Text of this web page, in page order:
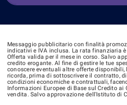
Messaggio pubblicitario con finalità
indicativi e IVA inclusa. La rata finanziaria è
Offerta valida per il mese in corso. Salvo
credito erogante. Al fine di gestire le tue
conoscere eventuali altre offerte
ricorda, prima di sottoscrivere il contratto,
condizioni economiche e contrattuali,
Informazioni Europee di Base sul Credito
vendita. Salvo approvazione dell'Istituto di